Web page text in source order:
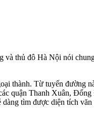
và thủ đô Hà Nội nói
thành. Từ tuyến đường
quận Thanh Xuân,
dàng tìm được diện tích